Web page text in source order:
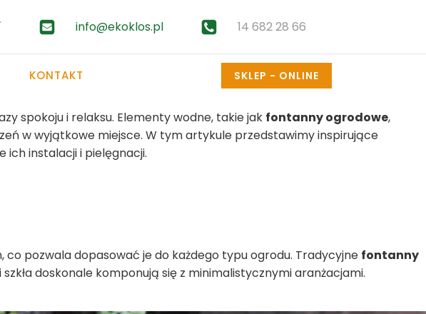
info@ekoklos.pl 14 682 28 66
KONTAKT SKLEP - ONLINE
spokoju i relaksu. Elementy wodne, takie jak fontanny ogrodowe,
w wyjątkowe miejsce. W tym artykule przedstawimy inspirujące
instalacji i pielęgnacji.
pozwala dopasować je do każdego typu ogrodu. Tradycyjne fontanny
szkła doskonale komponują się z minimalistycznymi aranżacjami.